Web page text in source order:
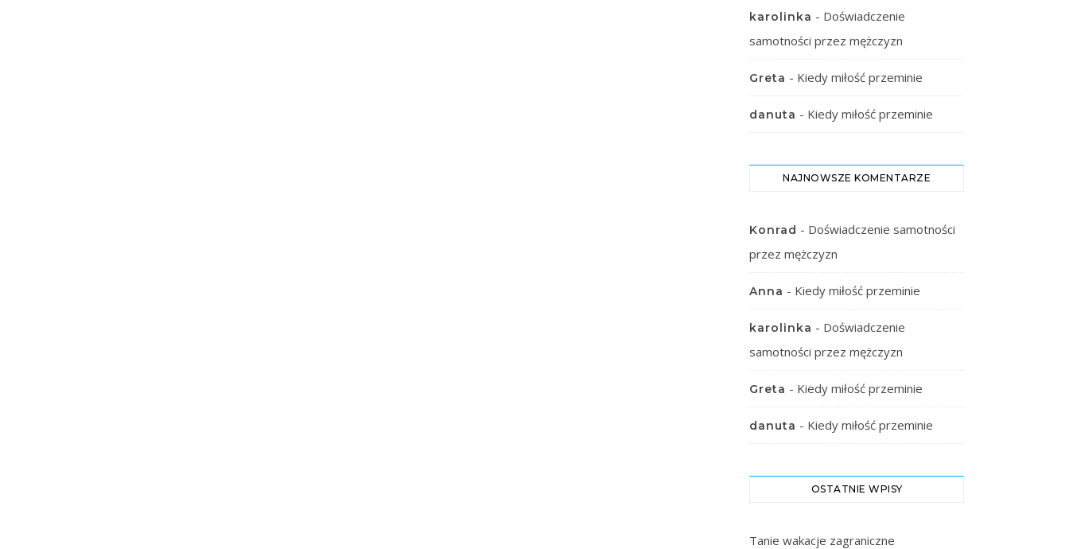
karolinka - Doświadczenie
samotności przez mężczyzn
Greta - Kiedy miłość przeminie
danuta - Kiedy miłość przeminie
NAJNOWSZE KOMENTARZE
Konrad - Doświadczenie samotności
przez mężczyzn
Anna - Kiedy miłość przeminie
karolinka - Doświadczenie
samotności przez mężczyzn
Greta - Kiedy miłość przeminie
danuta - Kiedy miłość przeminie
OSTATNIE WPISY
Tanie wakacje zagraniczne